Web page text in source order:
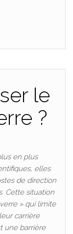
le
?
en plus
elles
de direction
Cette situation
» qui limite
carrière
une barrière